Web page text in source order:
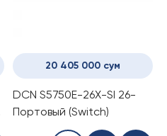
20 405 000 сум
DCN S5750E-26X-SI 26-
Портовый (Switch)